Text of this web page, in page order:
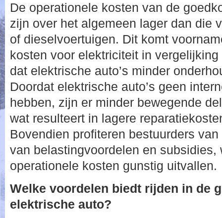
De operationele kosten van de
zijn over het algemeen lager dan die
of dieselvoertuigen. Dit komt
kosten voor elektriciteit in
dat elektrische auto’s minder
Doordat elektrische auto’s geen
hebben, zijn er minder bewegende
wat resulteert in lagere
Bovendien profiteren bestuurders
van belastingvoordelen en subsidies,
operationele kosten gunstig uitvallen.
Welke voordelen biedt rijden in de
elektrische auto?